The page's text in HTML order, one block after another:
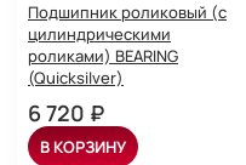
Подшипник роликовый (с
цилиндрическими
роликами) BEARING
(Quicksilver)
6 720 ₽
В КОРЗИНУ